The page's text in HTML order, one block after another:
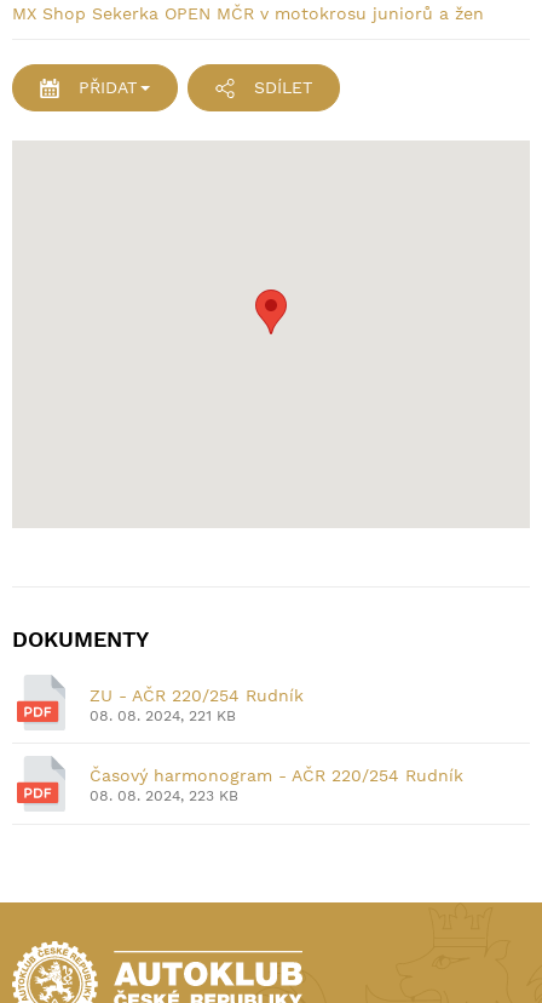
MX Shop Sekerka OPEN MČR v motokrosu juniorů a žen
PŘIDAT SDÍLET
DOKUMENTY
ZU - AČR 220/254 Rudník
08. 08. 2024, 221 KB
Časový harmonogram - AČR 220/254 Rudník
08. 08. 2024, 223 KB